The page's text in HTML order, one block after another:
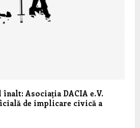
Asociația DACIA e.V.
de implicare civică a